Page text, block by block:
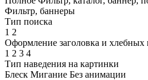
Фильтр, баннеры
Тип поиска
1 2
Оформление заголовка и хлебных
1 2 3 4
Тип наведения на картинки
Блеск Мигание Без анимации